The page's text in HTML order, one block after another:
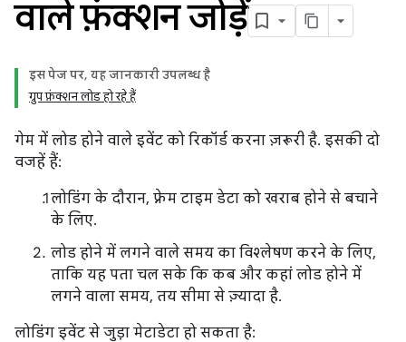
वाले फ़ंक्शन जोड़ें
इस पेज पर, यह जानकारी उपलब्ध है
ग्रुप फ़ंक्शन लोड हो रहे हैं
गेम में लोड होने वाले इवेंट को रिकॉर्ड करना ज़रूरी है. इसकी दो
वजहें हैं:
लोडिंग के दौरान, फ़्रेम टाइम डेटा को खराब होने से बचाने
के लिए.
लोड होने में लगने वाले समय का विश्लेषण करने के लिए,
ताकि यह पता चल सके कि कब और कहां लोड होने में
लगने वाला समय, तय सीमा से ज़्यादा है.
लोडिंग इवेंट से जुड़ा मेटाडेटा हो सकता है: